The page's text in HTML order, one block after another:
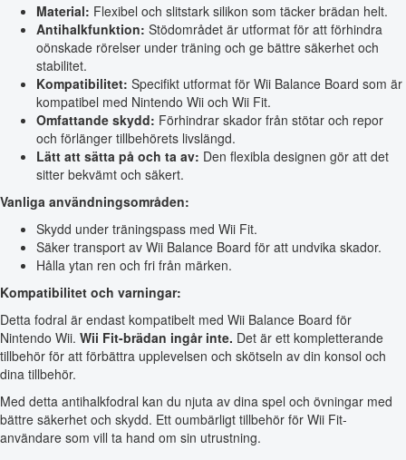
Material: Flexibel och slitstark silikon som täcker brädan helt.
Antihalkfunktion: Stödområdet är utformat för att förhindra
oönskade rörelser under träning och ge bättre säkerhet och
stabilitet.
Kompatibilitet: Specifikt utformat för Wii Balance Board som är
kompatibel med Nintendo Wii och Wii Fit.
Omfattande skydd: Förhindrar skador från stötar och repor
och förlänger tillbehörets livslängd.
Lätt att sätta på och ta av: Den flexibla designen gör att det
sitter bekvämt och säkert.
Vanliga användningsområden:
Skydd under träningspass med Wii Fit.
Säker transport av Wii Balance Board för att undvika skador.
Hålla ytan ren och fri från märken.
Kompatibilitet och varningar:
Detta fodral är endast kompatibelt med Wii Balance Board för
Nintendo Wii. Wii Fit-brädan ingår inte. Det är ett kompletterande
tillbehör för att förbättra upplevelsen och skötseln av din konsol och
dina tillbehör.
Med detta antihalkfodral kan du njuta av dina spel och övningar med
bättre säkerhet och skydd. Ett oumbärligt tillbehör för Wii Fit-
användare som vill ta hand om sin utrustning.